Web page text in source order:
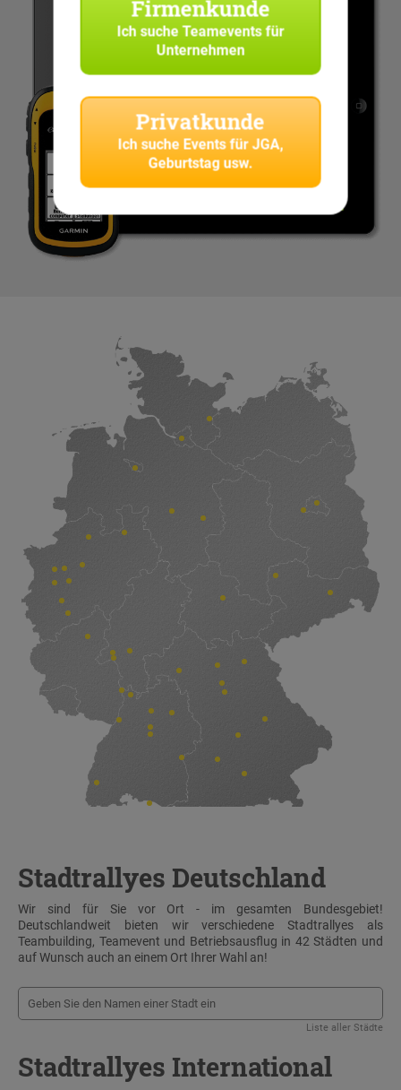
Stadtrallyes Deutschland
Wir sind für Sie vor Ort - im gesamten Bundesgebiet!
Deutschlandweit bieten wir verschiedene Stadtrallyes als
Teambuilding, Teamevent und Betriebsausflug in 42 Städten und
auf Wunsch auch an einem Ort Ihrer Wahl an!
Liste aller Städte
Stadtrallyes International
Firmenkunde
Ich sucheTeamevents für
Unternehmen
Privatkunde
Ich suche Events für JGA,
Geburtstag usw.